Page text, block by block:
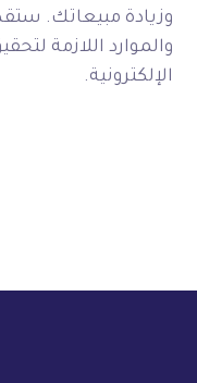
وزيادة مبيعاتك.
والموارد اللازمة
الإلكترونية.